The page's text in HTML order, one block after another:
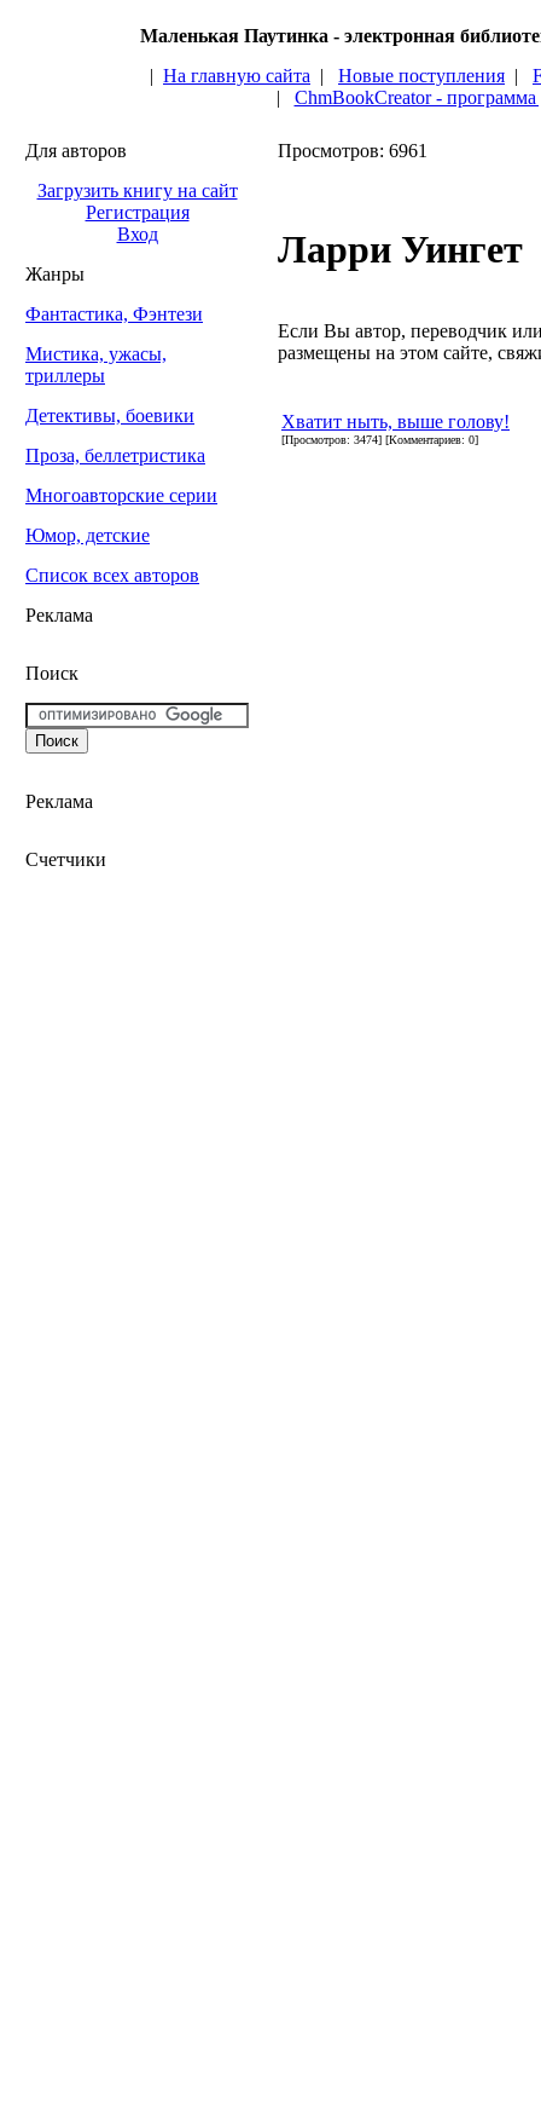
Маленькая Паутинка - электронная
| На главную сайта | Новые поступления |
| ChmBookCreator -
Для авторов
Загрузить книгу на сайт
Регистрация
Вход
Жанры
Фантастика, Фэнтези
Мистика, ужасы,
триллеры
Детективы, боевики
Проза, беллетристика
Многоавторские серии
Юмор, детские
Список всех авторов
Реклама
Поиск
Реклама
Счетчики
Просмотров: 6961
Ларри Уингет
Если Вы автор, переводчик
размещены на этом сайте,
Хватит ныть, выше голову!
[Просмотров: 3474] [Комментариев: 0]